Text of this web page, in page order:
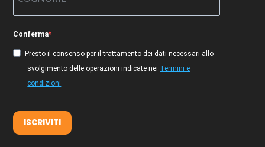
Conferma
Presto il consenso per il trattamento dei dati necessari allo
svolgimento delle operazioni indicate nei Termini e
condizioni
ISCRIVITI